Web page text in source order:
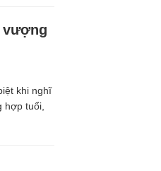
vượng
khi nghĩ
hợp tuổi,